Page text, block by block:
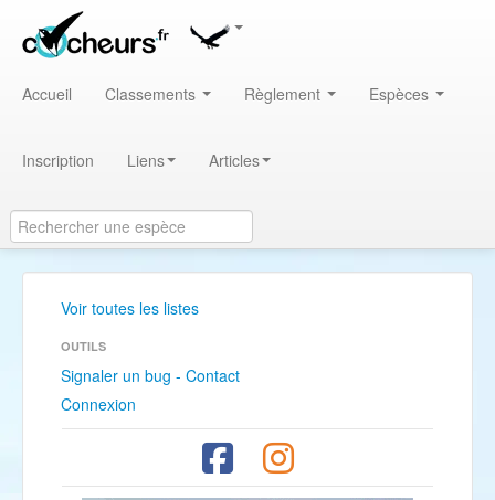
Accueil Classements Règlement Espèces
Inscription Liens Articles
Voir toutes les listes
OUTILS
Signaler un bug - Contact
Connexion